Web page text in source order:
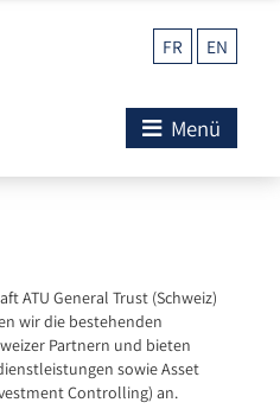
FR EN
Menü
ATU General Trust (Schweiz)
wir die bestehenden
Partnern und bieten
sowie Asset
Controlling) an.